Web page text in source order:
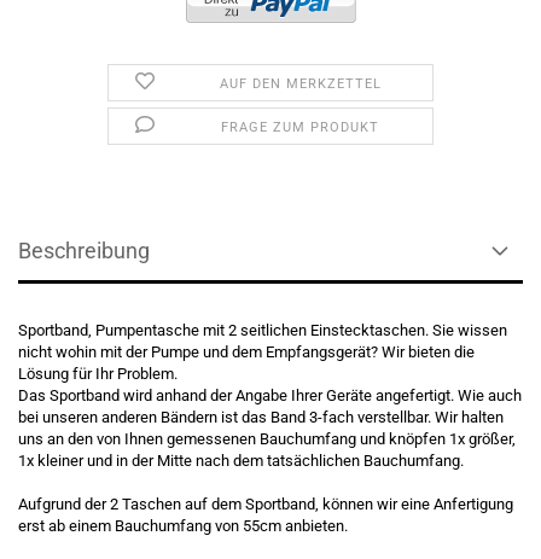
AUF DEN MERKZETTEL
FRAGE ZUM PRODUKT
Beschreibung
Sportband, Pumpentasche mit 2 seitlichen Einstecktaschen. Sie wissen
nicht wohin mit der Pumpe und dem Empfangsgerät? Wir bieten die
Lösung für Ihr Problem.
Das Sportband wird anhand der Angabe Ihrer Geräte angefertigt. Wie auch
bei unseren anderen Bändern ist das Band 3-fach verstellbar. Wir halten
uns an den von Ihnen gemessenen Bauchumfang und knöpfen 1x größer,
1x kleiner und in der Mitte nach dem tatsächlichen Bauchumfang.
Aufgrund der 2 Taschen auf dem Sportband, können wir eine Anfertigung
erst ab einem Bauchumfang von 55cm anbieten.